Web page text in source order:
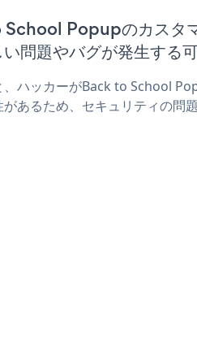
Popupのカスタ
問題やバグが発生する
ハッカーがBack to School
あるため、セキュリティの問